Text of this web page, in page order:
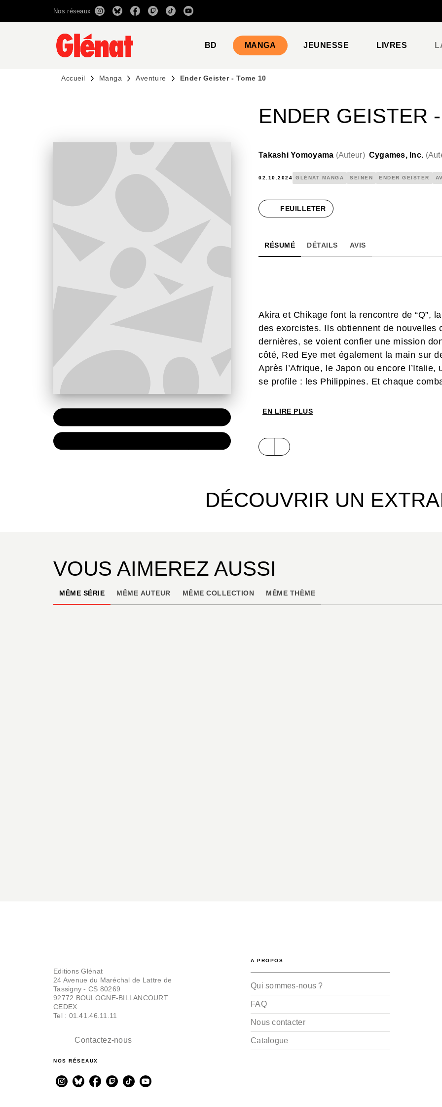
RECHERCHE CONTENU
Nos réseaux
BD MANGA JEUNESSE LIVRES
Accueil Manga Aventure Ender Geister - Tome 10
ENDER GEISTER
Takashi Yomoyama (Auteur) Cygames, Inc. (
02.10.2024 GLÉNAT MANGA SEINEN ENDER GEISTER
FEUILLETER
RÉSUMÉ DÉTAILS AVIS
Akira et Chikage font la rencontre de “Q”,
des exorcistes. Ils obtiennent de nouvelles
dernières, se voient confier une mission
côté, Red Eye met également la main sur
Après l’Afrique, le Japon ou encore
se profile : les Philippines. Et chaque
EN LIRE PLUS
DÉCOUVRIR UN
VOUS AIMEREZ AUSSI
MÊME SÉRIE MÊME AUTEUR MÊME COLLECTION MÊME THÈME
Editions Glénat
24 Avenue du Maréchal de Lattre de
Tassigny - CS 80269
92772 BOULOGNE-BILLANCOURT
CEDEX
Tel : 01.41.46.11.11
Contactez-nous
NOS RÉSEAUX
A PROPOS
Qui sommes-nous ?
FAQ
Nous contacter
Catalogue